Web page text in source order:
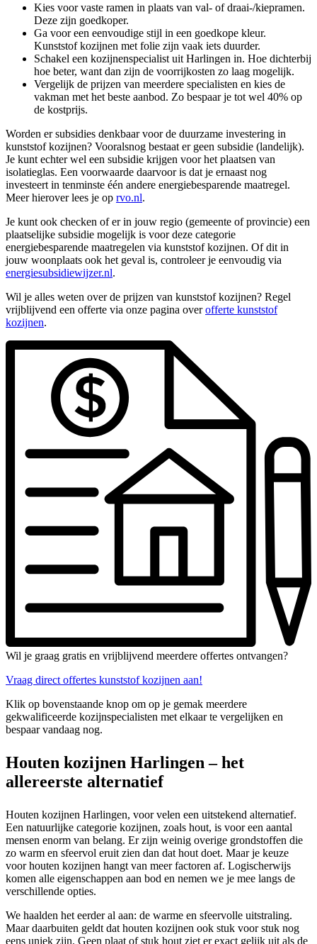
Kies voor vaste ramen in plaats van val- of draai-/kiepramen.
Deze zijn goedkoper.
Ga voor een eenvoudige stijl in een goedkope kleur.
Kunststof kozijnen met folie zijn vaak iets duurder.
Schakel een kozijnenspecialist uit Harlingen in. Hoe dichterbij
hoe beter, want dan zijn de voorrijkosten zo laag mogelijk.
Vergelijk de prijzen van meerdere specialisten en kies de
vakman met het beste aanbod. Zo bespaar je tot wel 40% op
de kostprijs.
Worden er subsidies denkbaar voor de duurzame investering in
kunststof kozijnen? Vooralsnog bestaat er geen subsidie (landelijk).
Je kunt echter wel een subsidie krijgen voor het plaatsen van
isolatieglas. Een voorwaarde daarvoor is dat je ernaast nog
investeert in tenminste één andere energiebesparende maatregel.
Meer hierover lees je op rvo.nl.
Je kunt ook checken of er in jouw regio (gemeente of provincie) een
plaatselijke subsidie mogelijk is voor deze categorie
energiebesparende maatregelen via kunststof kozijnen. Of dit in
jouw woonplaats ook het geval is, controleer je eenvoudig via
energiesubsidiewijzer.nl.
Wil je alles weten over de prijzen van kunststof kozijnen? Regel
vrijblijvend een offerte via onze pagina overofferte kunststof
kozijnen.
Wil je graag gratis en vrijblijvend meerdere offertes ontvangen?
Vraag direct offertes kunststof kozijnen aan!
Klik op bovenstaande knop om op je gemak meerdere
gekwalificeerde kozijnspecialisten met elkaar te vergelijken en
bespaar vandaag nog.
Houten kozijnen Harlingen – het
allereerste alternatief
Houten kozijnen Harlingen, voor velen een uitstekend alternatief.
Een natuurlijke categorie kozijnen, zoals hout, is voor een aantal
mensen enorm van belang. Er zijn weinig overige grondstoffen die
zo warm en sfeervol eruit zien dan dat hout doet. Maar je keuze
voor houten kozijnen hangt van meer factoren af. Logischerwijs
komen alle eigenschappen aan bod en nemen we je mee langs de
verschillende opties.
We haalden het eerder al aan: de warme en sfeervolle uitstraling.
Maar daarbuiten geldt dat houten kozijnen ook stuk voor stuk nog
eens uniek zijn. Geen plaat of stuk hout ziet er exact gelijk uit als de